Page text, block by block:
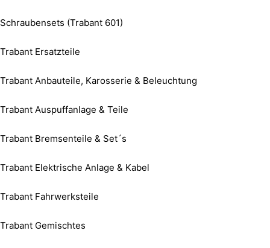
Schraubensets (Trabant 601)
Trabant Ersatzteile
Trabant Anbauteile, Karosserie & Beleuchtung
Trabant Auspuffanlage & Teile
Trabant Bremsenteile & Set´s
Trabant Elektrische Anlage & Kabel
Trabant Fahrwerksteile
Trabant Gemischtes